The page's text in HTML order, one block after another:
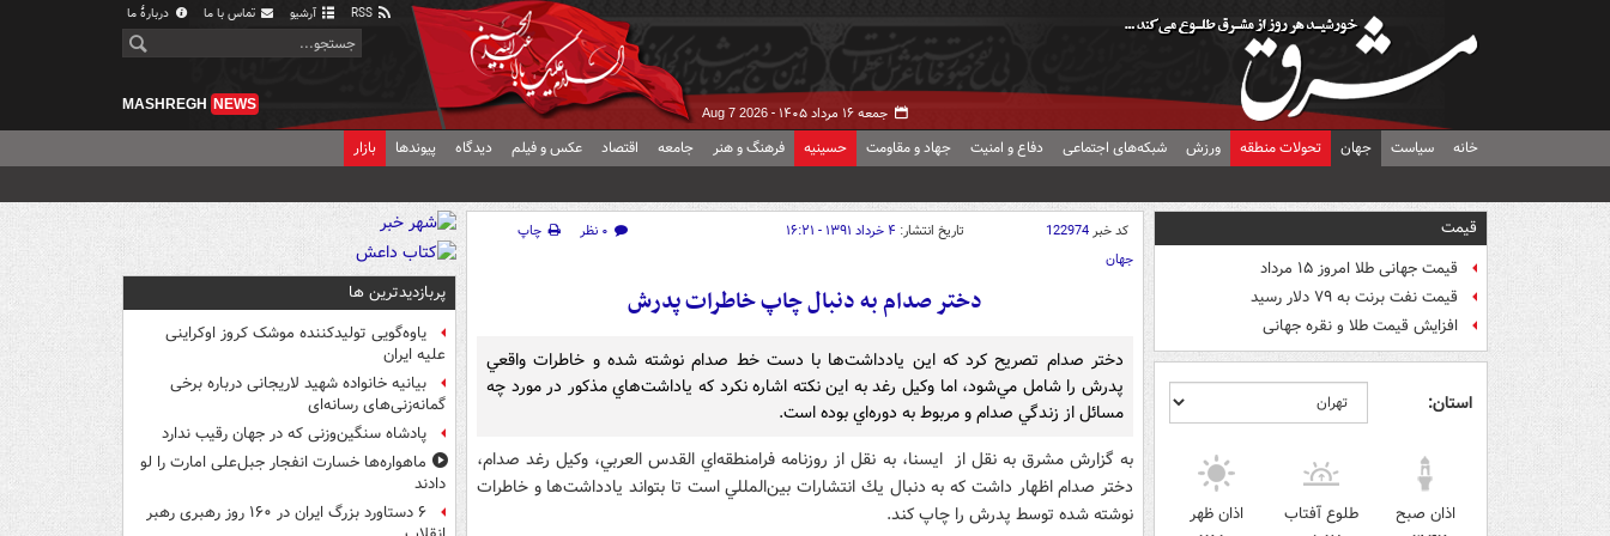
آرشیو تماس با ما دربارهٔ ما
جمعه ۱۶ مرداد ۱۴۰۵ - Aug 7 2026
MASHREGH NEWS
خانه سیاست جهان تحولات منطقه ورزش شبکه‌های اجتماعی دفاع و امنیت جهاد و مقاومت حسینیه فرهنگ و هنر جامعه اقتصاد عکس و فیلم دیدگاه پیوندها بازار
قیمت
قیمت جهانی طلا امروز ۱۵ مرداد
قیمت نفت برنت به ۷۹ دلار رسید
افزایش قیمت طلا و نقره جهانی
استان:
اذان صبح
طلوع آفتاب
اذان ظهر
کد خبر122974 تاریخ انتشار: ۴ خرداد ۱۳۹۱ - ۱۶:۲۱ ۰ نظر
چاپ
جهان
دختر صدام به دنبال چاپ خاطرات پدرش
دختر صدام تصريح كرد كه اين يادداشت‌ها با دست خط صدام نوشته شده و خاطرات واقعي
پدرش را شامل مي‌شود، اما وكيل رغد به اين نكته اشاره نكرد كه ياداشت‌هاي مذكور در مورد چه
مسائل از زندگي صدام و مربوط به دوره‌‌اي بوده است.
به گزارش مشرق به نقل از ايسنا، به نقل از روزنامه فرامنطقه‌اي القدس العربي، وكيل رغد صدام،
دختر صدام اظهار داشت كه به دنبال يك انتشارات بين‌المللي است تا بتواند يادداشت‌ها و خاطرات
نوشته شده توسط پدرش را چاپ كند.
پربازدیدترین ها
یاوه‌گویی تولیدکننده موشک کروز اوکراینی
علیه ایران
بیانیه خانواده شهید لاریجانی درباره برخی
گمانه‌زنی‌های رسانه‌ای
پادشاه سنگین‌وزنی که در جهان رقیب ندارد
ماهواره‌ها خسارت انفجار جبل‌علی امارت را لو
دادند
۶ دستاورد بزرگ ایران در ۱۶۰ روز رهبری رهبر